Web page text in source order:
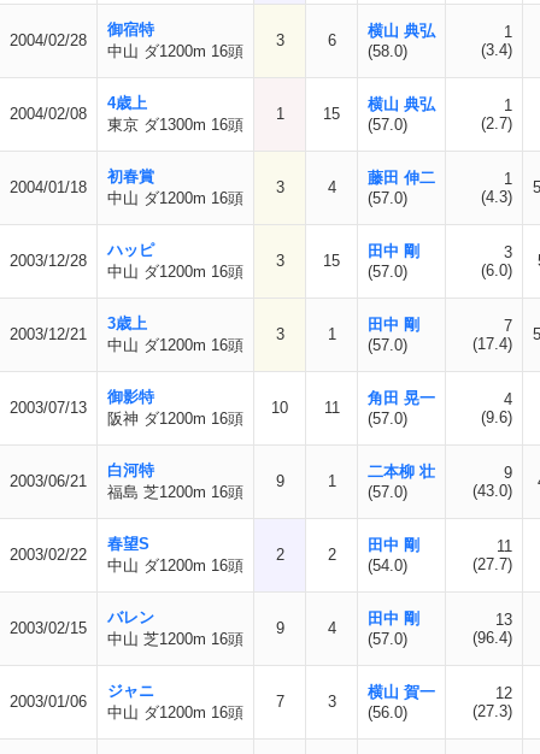
2004/02/28
御宿特
中山 ダ1200m 16頭
3 6
横山 典弘
(58.0)
1
(3.4)
2004/02/08
4歳上
東京 ダ1300m 16頭
1 15
横山 典弘
(57.0)
1
(2.7)
2004/01/18
初春賞
中山 ダ1200m 16頭
3 4
藤田 伸二
(57.0)
1
(4.3)
2003/12/28
ハッピ
中山 ダ1200m 16頭
3 15
田中 剛
(57.0)
3
(6.0)
2003/12/21
3歳上
中山 ダ1200m 16頭
3 1
田中 剛
(57.0)
7
(17.4)
2003/07/13
御影特
阪神 ダ1200m 16頭
10 11
角田 晃一
(57.0)
4
(9.6)
2003/06/21
白河特
福島 芝1200m 16頭
9 1
二本柳 壮
(57.0)
9
(43.0)
2003/02/22
春望S
中山 ダ1200m 16頭
2 2
田中 剛
(54.0)
11
(27.7)
2003/02/15
バレン
中山 芝1200m 16頭
9 4
田中 剛
(57.0)
13
(96.4)
2003/01/06
ジャニ
中山 ダ1200m 16頭
7 3
横山 賀一
(56.0)
12
(27.3)